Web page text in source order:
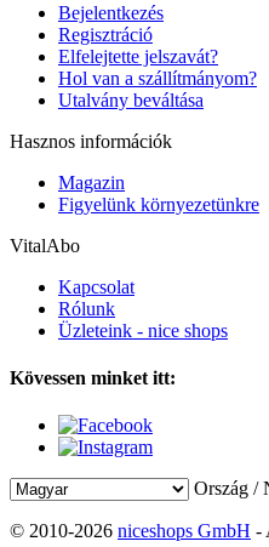
Bejelentkezés
Regisztráció
Elfelejtette jelszavát?
Hol van a szállítmányom?
Utalvány beváltása
Hasznos információk
Magazin
Figyelünk környezetünkre
VitalAbo
Kapcsolat
Rólunk
Üzleteink - nice shops
Kövessen minket itt:
Ország /
© 2010-2026 niceshops GmbH -